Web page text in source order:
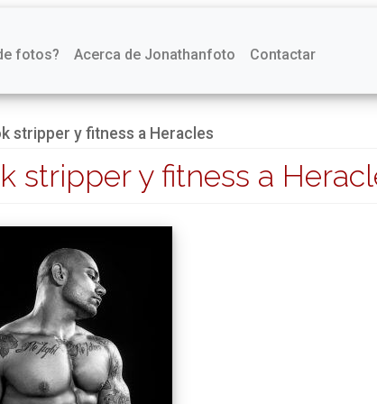
fotos? Acerca de Jonathanfoto Contactar
stripper y fitness a Heracles
stripper y fitness a